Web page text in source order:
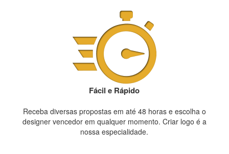
Fácil e Rápido
Receba diversas propostas em até 48 horas e escolha o
designer vencedor em qualquer momento. Criar logo é a
nossa especialidade.